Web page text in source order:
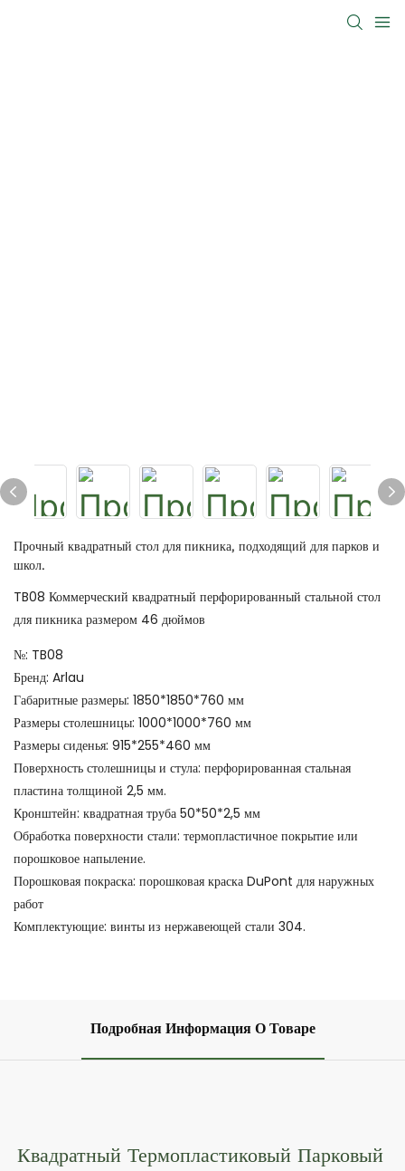
Прочный квадратный стол для пикника, подходящий для парков и
школ.
TB08 Коммерческий квадратный перфорированный стальной стол
для пикника размером 46 дюймов
№: TB08
Бренд: Arlau
Габаритные размеры: 1850*1850*760 мм
Размеры столешницы: 1000*1000*760 мм
Размеры сиденья: 915*255*460 мм
Поверхность столешницы и стула: перфорированная стальная
пластина толщиной 2,5 мм.
Кронштейн: квадратная труба 50*50*2,5 мм
Обработка поверхности стали: термопластичное покрытие или
порошковое напыление.
Порошковая покраска: порошковая краска DuPont для наружных
работ
Комплектующие: винты из нержавеющей стали 304.
Подробная Информация О Товаре
Квадратный Термопластиковый Парковый